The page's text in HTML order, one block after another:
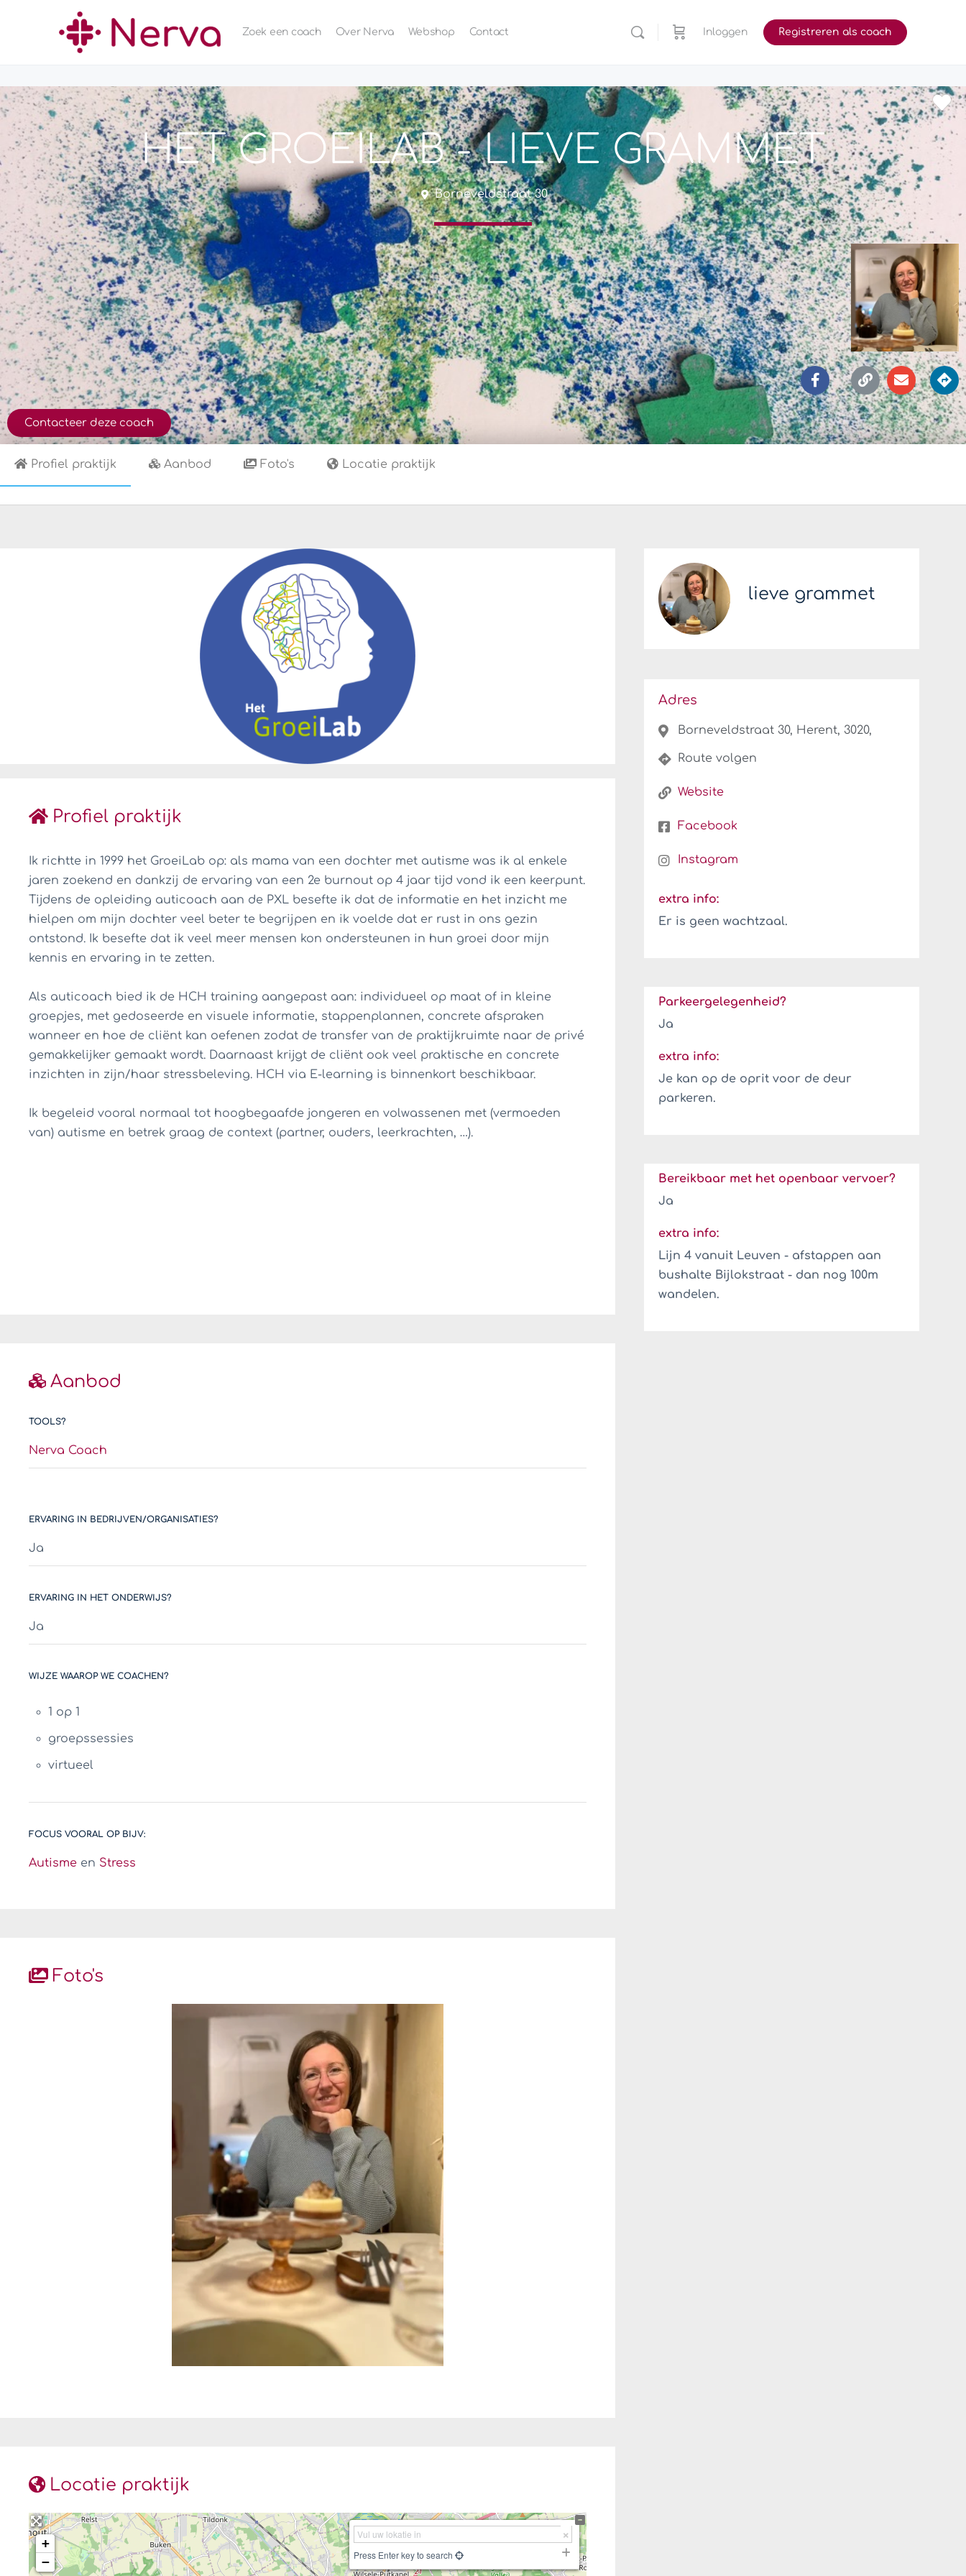
Zoek een coach Over Nerva Webshop Contact Inloggen Registreren als coach
HET GROEILAB - LIEVE GRAMMET
Borneveldstraat 30
Contacteer deze coach
Profiel praktijk Aanbod Foto's Locatie praktijk
Profiel praktijk
Ik richtte in 1999 het GroeiLab op: als mama van een dochter met autisme was ik al enkele
jaren zoekend en dankzij de ervaring van een 2e burnout op 4 jaar tijd vond ik een keerpunt.
Tijdens de opleiding auticoach aan de PXL besefte ik dat de informatie en het inzicht me
hielpen om mijn dochter veel beter te begrijpen en ik voelde dat er rust in ons gezin
ontstond. Ik besefte dat ik veel meer mensen kon ondersteunen in hun groei door mijn
kennis en ervaring in te zetten.
Als auticoach bied ik de HCH training aangepast aan: individueel op maat of in kleine
groepjes, met gedoseerde en visuele informatie, stappenplannen, concrete afspraken
wanneer en hoe de cliënt kan oefenen zodat de transfer van de praktijkruimte naar de privé
gemakkelijker gemaakt wordt. Daarnaast krijgt de cliënt ook veel praktische en concrete
inzichten in zijn/haar stressbeleving. HCH via E-learning is binnenkort beschikbaar.
Ik begeleid vooral normaal tot hoogbegaafde jongeren en volwassenen met (vermoeden
van) autisme en betrek graag de context (partner, ouders, leerkrachten, …).
Aanbod
TOOLS?
Nerva Coach
ERVARING IN BEDRIJVEN/ORGANISATIES?
Ja
ERVARING IN HET ONDERWIJS?
Ja
WIJZE WAAROP WE COACHEN?
1 op 1
groepssessies
virtueel
FOCUS VOORAL OP BIJV:
Autisme en Stress
Foto's
Locatie praktijk
+
−
Press Enter key to search
lieve grammet
Adres
Borneveldstraat 30, Herent, 3020,
Route volgen
Website
Facebook
Instagram
extra info:
Er is geen wachtzaal.
Parkeergelegenheid?
Ja
extra info:
Je kan op de oprit voor de deur
parkeren.
Bereikbaar met het openbaar vervoer?
Ja
extra info:
Lijn 4 vanuit Leuven - afstappen aan
bushalte Bijlokstraat - dan nog 100m
wandelen.